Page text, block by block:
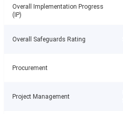
Overall Implementation Progress
(IP)
Overall Safeguards Rating
Procurement
Project Management